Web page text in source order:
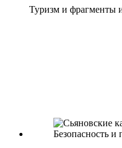
Туризм и фрагменты